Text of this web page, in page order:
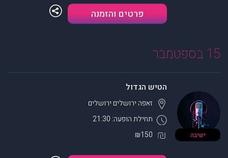
פרטים והזמנה
15 בספטמבר
ישיבה
הטיש הגדול
תחילת הופעה: 21:30
זאפה ירושלים ירושלים
₪150